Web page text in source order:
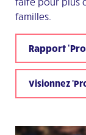
familles.
Rapport
Visionnez